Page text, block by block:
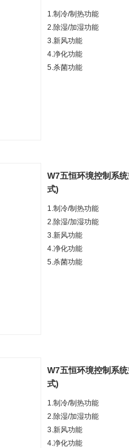
1.制冷/制热功能
2.除湿/加湿功能
3.新风功能
4.净化功能
5.杀菌功能
W7五恒环境控制系
式)
1.制冷/制热功能
2.除湿/加湿功能
3.新风功能
4.净化功能
5.杀菌功能
W7五恒环境控制系
式)
1.制冷/制热功能
2.除湿/加湿功能
3.新风功能
4.净化功能